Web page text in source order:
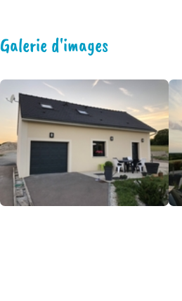
Galerie d'images